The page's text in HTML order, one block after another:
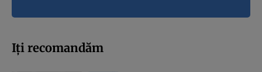
Iți recomandăm